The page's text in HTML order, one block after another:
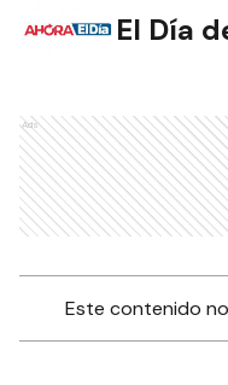
El Día
Ads
Este contenido